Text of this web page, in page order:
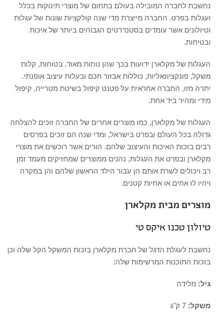
נחשבת לחברה המובילה בעולם בתחום של מוצרי תינוקות בכלל
ועגלות בפרט. החברה מייצרת מדי שנה קולקציות שונות של עגלות
וטיולונים אשר עומדים בסטנדרטים הגבוהים ביותר של איכות
ובטיחות.
העגלות של מקלארן ידועות בכך שהן נוחות מאוד, בטוחות, קלות
משקל, פונקציונאליות, כוללות אבזור חכם ובעלות עיצוב אופנתי.
יתרה מזו, החברה אחראית על פטנט קיפול בשיטת מטרייה, קיפול
מידי ומהיר ביד אחת.
העגלות של מקלארן, כמו מוצרים אחרים של החברה זוכים להצלחה
גדולה בכל העולם ובפרט בישראל, ומדי שנה הם זוכים בפרסים
רבים בזכות האיכות והעיצוב שלהם. הורים אשר רוכשים את מוצרי
מקלארן ובפרט את העגלות, נהנים ממוצרים שמחזיקים מעמד זמן
רב ויכולים לשרת אותם הן עבור הילד הראשון שלהם והן במקרה
ויהיו לו אחים או אחיות קטנים.
מוצרים מבית מקלארן
טיולון טכנו איקס טי
נחשבת לעגלת הדגל של חברת מקלארן בזכות המשקל הקל שלה וכן
בזכות התוכנות המרשימות שלה:
גיל: מלידה
משקל: